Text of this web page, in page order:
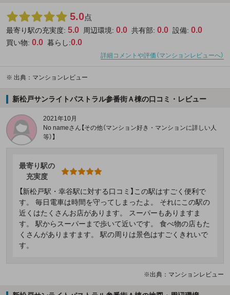
5.0点
最寄り駅の充実度: 5.0 周辺環境: 0.0 共有部: 0.0 設備: 0.0
買い物: 0.0 暮らし:0.0
詳細コメントや評価（マンションレビューへ）
※ 出典：マンションレビュー
新松戸サンライトパストラル参番街Ａ棟の口コミ・レビュー
2021年10月
No nameさん【その他（マンション好き・マンションに詳しい人
等）】
最寄り駅の
充実度
【新松戸駅・幸谷駅に対する口コミ】この駅はすごく便利で
す。 毎日電車は時間を守ってしまったよ。 それにこの駅の
近くはたくさんお店があります。 スーパーもありますま
す。 駅からスーパーまで歩いて近いです。 食べ物の店もた
くさんがありますます。 駅の周りは景色はすごくきれいで
す。
※出典：マンションレビュー